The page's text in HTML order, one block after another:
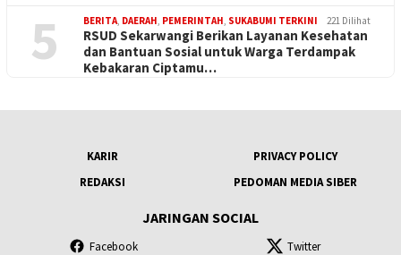
5 BERITA, DAERAH, PEMERINTAH, SUKABUMI TERKINI 221 Dilihat
RSUD Sekarwangi Berikan Layanan Kesehatan
dan Bantuan Sosial untuk Warga Terdampak
Kebakaran Ciptamu…
KARIR
PRIVACY POLICY
REDAKSI
PEDOMAN MEDIA SIBER
JARINGAN SOCIAL
Facebook Twitter